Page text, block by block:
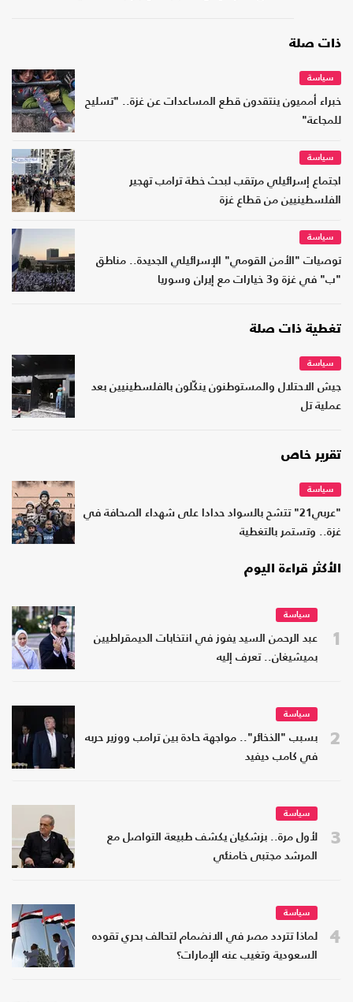
ذات صلة
سياسة
خبراء أمميون ينتقدون قطع المساعدات عن غزة.. "تسليح
للمجاعة"
سياسة
اجتماع إسرائيلي مرتقب لبحث خطة ترامب تهجير
الفلسطينيين من قطاع غزة
سياسة
توصيات "الأمن القومي" الإسرائيلي الجديدة.. مناطق
"ب" في غزة و3 خيارات مع إيران وسوريا
تغطية ذات صلة
سياسة
جيش الاحتلال والمستوطنون ينكّلون بالفلسطينيين بعد
عملية تل
تقرير خاص
سياسة
"عربي21" تتشح بالسواد حدادا على شهداء الصحافة في
غزة.. وتستمر بالتغطية
الأكثر قراءة اليوم
1
سياسة
عبد الرحمن السيد يفوز في انتخابات الديمقراطيين
بميشيغان.. تعرف إليه
2
سياسة
بسبب "الذخائر".. مواجهة حادة بين ترامب ووزير حربه
في كامب ديفيد
3
سياسة
لأول مرة.. بزشكيان يكشف طبيعة التواصل مع
المرشد مجتبى خامنئي
4
سياسة
لماذا تتردد مصر في الانضمام لتحالف بحري تقوده
السعودية وتغيب عنه الإمارات؟